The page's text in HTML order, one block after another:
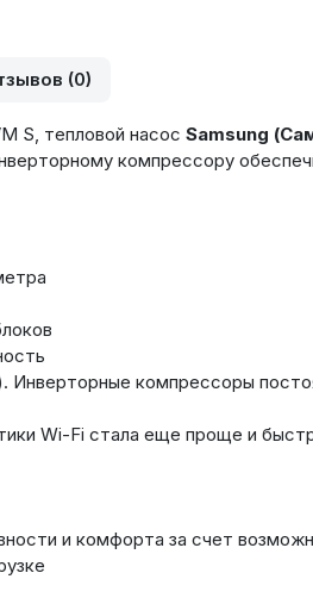
(0)
S, тепловой насос Samsung
компрессору
компрессоры
Wi-Fi стала еще проще и
и комфорта за счет